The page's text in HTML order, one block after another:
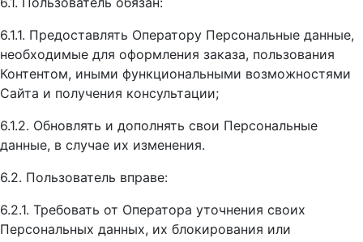
6.1.1. Предоставлять Оператору Персональные данные,
необходимые для оформления заказа, пользования
Контентом, иными функциональными возможностями
Сайта и получения консультации;
6.1.2. Обновлять и дополнять свои Персональные
данные, в случае их изменения.
6.2. Пользователь вправе:
6.2.1. Требовать от Оператора уточнения своих
Персональных данных, их блокирования или